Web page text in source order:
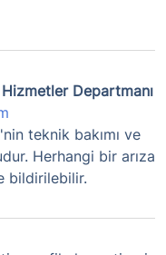
Departmanı
teknik bakımı ve
Herhangi bir arıza
bildirilebilir.